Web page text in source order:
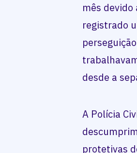
mês
registrado
desde a
A Polícia
protetivas